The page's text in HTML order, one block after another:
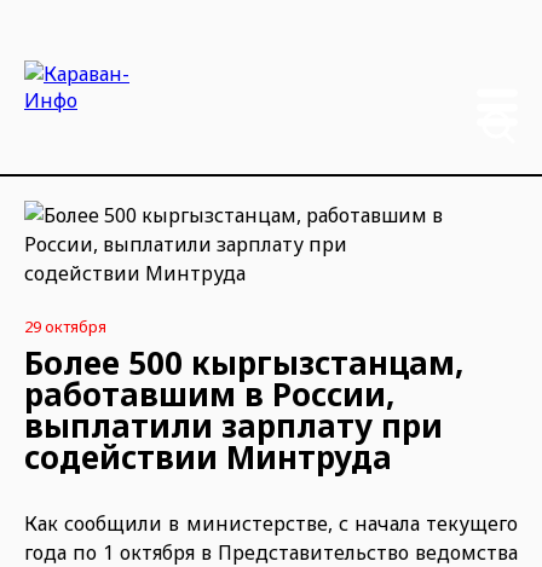
29 октября
Более 500 кыргызстанцам,
работавшим в России,
выплатили зарплату при
содействии Минтруда
Как сообщили в министерстве, с начала текущего
года по 1 октября в Представительство ведомства